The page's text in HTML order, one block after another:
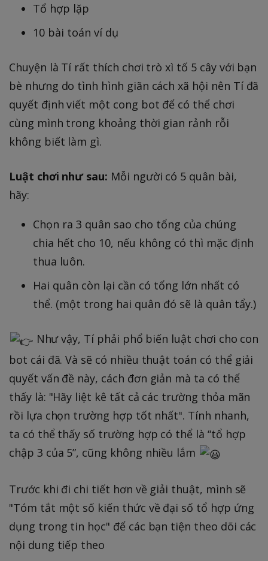
Tổ hợp lặp
10 bài toán ví dụ
Chuyện là Tí rất thích chơi trò xì tố 5 cây với bạn
bè nhưng do tình hình giãn cách xã hội nên Tí đã
quyết định viết một cong bot để có thể chơi
cùng mình trong khoảng thời gian rảnh rỗi
không biết làm gì.
Luật chơi như sau: Mỗi người có 5 quân bài,
hãy:
Chọn ra 3 quân sao cho tổng của chúng
chia hết cho 10, nếu không có thì mặc định
thua luôn.
Hai quân còn lại cần có tổng lớn nhất có
thể. (một trong hai quân đó sẽ là quân tẩy.)
Như vậy, Tí phải phổ biến luật chơi cho con
bot cái đã. Và sẽ có nhiều thuật toán có thể giải
quyết vấn đề này, cách đơn giản mà ta có thể
thấy là: "Hãy liệt kê tất cả các trường thỏa mãn
rồi lựa chọn trường hợp tốt nhất". Tính nhanh,
ta có thể thấy số trường hợp có thể là “tổ hợp
chập 3 của 5”, cũng không nhiều lắm
Trước khi đi chi tiết hơn về giải thuật, mình sẽ
"Tóm tắt một số kiến thức về đại số tổ hợp ứng
dụng trong tin học" để các bạn tiện theo dõi các
nội dung tiếp theo